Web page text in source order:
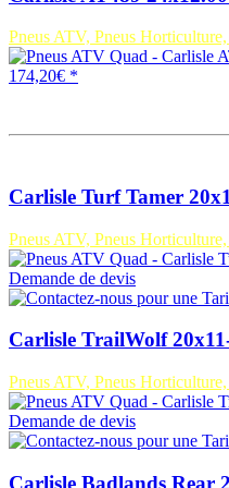
Pneus ATV, Pneus
174,20€ *
Carlisle Turf Tamer
Pneus ATV, Pneus
Demande de devis
Carlisle TrailWolf
Pneus ATV, Pneus
Demande de devis
Carlisle Badlands Rear